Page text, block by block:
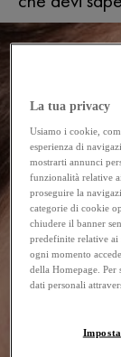
La tua privacy
Usiamo i cookie,
esperienza di
mostrarti annunci
funzionalità relative
proseguire la
categorie di cookie
chiudere il banner
predefinite relative ai
ogni momento
della Homepage.
dati personali